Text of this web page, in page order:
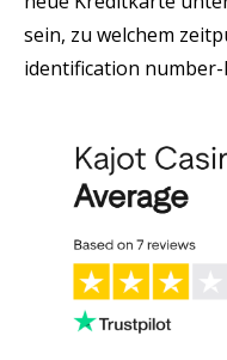
sein, zu welchem
identification